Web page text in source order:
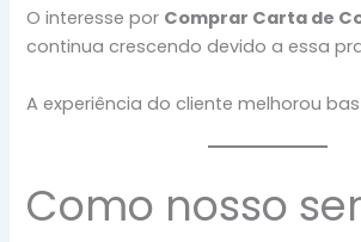
O interesse por Comprar Carta de
continua crescendo devido a essa
A experiência do cliente melhorou
Como nosso